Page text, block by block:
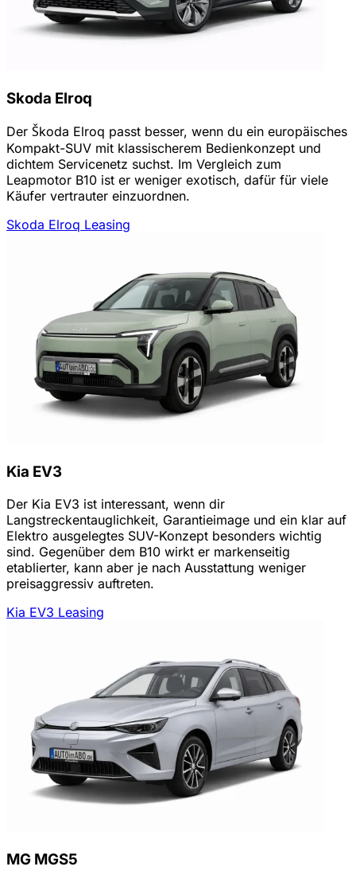
Skoda Elroq
Der Škoda Elroq passt besser, wenn du ein europäisches
Kompakt-SUV mit klassischerem Bedienkonzept und
dichtem Servicenetz suchst. Im Vergleich zum
Leapmotor B10 ist er weniger exotisch, dafür für viele
Käufer vertrauter einzuordnen.
Skoda Elroq Leasing
Kia EV3
Der Kia EV3 ist interessant, wenn dir
Langstreckentauglichkeit, Garantieimage und ein klar auf
Elektro ausgelegtes SUV-Konzept besonders wichtig
sind. Gegenüber dem B10 wirkt er markenseitig
etablierter, kann aber je nach Ausstattung weniger
preisaggressiv auftreten.
Kia EV3 Leasing
MG MGS5